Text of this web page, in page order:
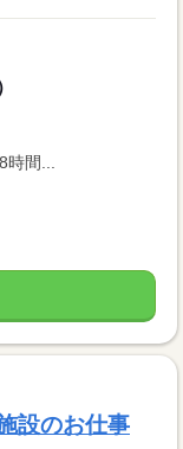
間...
設のお仕事